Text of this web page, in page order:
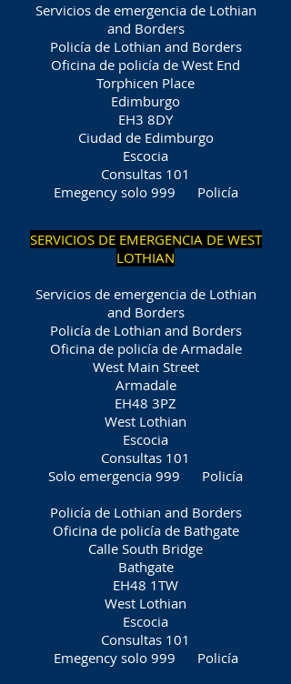
Servicios de emergencia de Lothian
and Borders
Policía de Lothian and Borders
Oficina de policía de West End
Torphicen Place
Edimburgo
EH3 8DY
Ciudad de Edimburgo
Escocia
Consultas 101
Emegency solo 999
Policía
SERVICIOS DE EMERGENCIA DE WEST
LOTHIAN
Servicios de emergencia de Lothian
and Borders
Policía de Lothian and Borders
Oficina de policía de Armadale
West Main Street
Armadale
EH48 3PZ
West Lothian
Escocia
Consultas 101
Solo emergencia 999
Policía
Policía de Lothian and Borders
Oficina de policía de Bathgate
Calle South Bridge
Bathgate
EH48 1TW
West Lothian
Escocia
Consultas 101
Emegency solo 999
Policía